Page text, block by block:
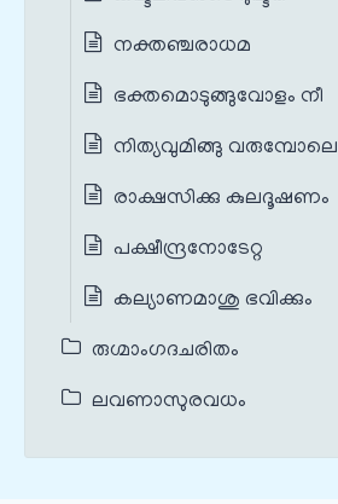
നക്തഞ്ചരാധമ
ഭക്തമൊടുങ്ങുവോളം നീ
നിത്യവുമിങ്ങു വരുമ്പോലെ
രാക്ഷസിക്കു കുലദൂഷണം
പക്ഷീന്ദ്രനോടേറ്റ
കല്യാണമാശു ഭവിക്കും
രുഗ്മാംഗദചരിതം
ലവണാസുരവധം